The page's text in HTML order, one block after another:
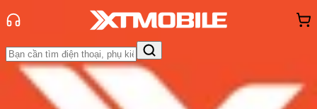
Trang chủ
Tin tức